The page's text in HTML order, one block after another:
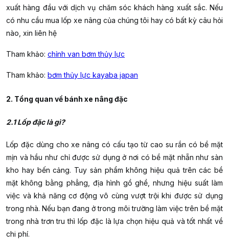
xuất hàng đầu với dịch vụ chăm sóc khách hàng xuất sắc. Nếu
có nhu cầu mua lốp xe nâng của chúng tôi hay có bất kỳ câu hỏi
nào, xin liên hệ
Tham khảo: chỉnh van bơm thủy lực
Tham khảo: bơm thủy lực kayaba japan
2. Tổng quan về bánh xe nâng đặc
2.1 Lốp đặc là gì?
Lốp đặc dùng cho xe nâng có cấu tạo từ cao su rắn có bề mặt
mịn và hầu như chỉ được sử dụng ở nơi có bề mặt nhẵn như sàn
kho hay bến cảng. Tuy sản phẩm không hiệu quả trên các bề
mặt không bằng phẳng, địa hình gồ ghề, nhưng hiệu suất làm
việc và khả năng cơ động vô cùng vượt trội khi được sử dụng
trong nhà. Nếu bạn đang ở trong môi trường làm việc trên bề mặt
trong nhà trơn tru thì lốp đặc là lựa chọn hiệu quả và tốt nhất về
chi phí.